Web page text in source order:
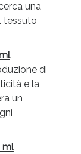
una
tessuto
di
e la
un
ml